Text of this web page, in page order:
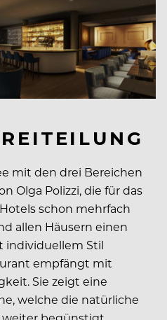
mit den drei Bereichen
Olga Polizzi, die für das
schon mehrfach
allen Häusern einen
individuellem Stil
empfängt mit
Sie zeigt eine
welche die natürliche